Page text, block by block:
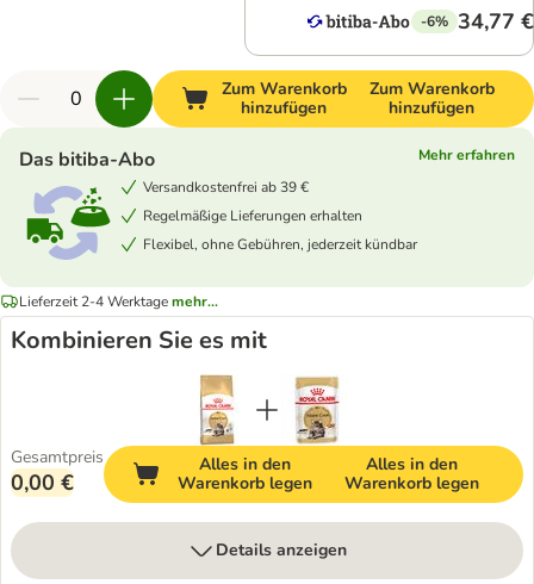
-6% 34,77 €
Zum Warenkorb
hinzufügen
Zum Warenkorb
hinzufügen
Das bitiba-Abo
Mehr erfahren
Versandkostenfrei ab 39 €
Regelmäßige Lieferungen erhalten
Flexibel, ohne Gebühren, jederzeit kündbar
Lieferzeit 2-4 Werktagemehr...
Kombinieren Sie es mit
Gesamtpreis
0,00 €
Alles in den
Warenkorb legen
Alles in den
Warenkorb legen
Details anzeigen